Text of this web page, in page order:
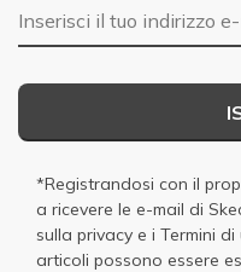
E-mail
*Registrandosi con il
a ricevere le e-mail di
sulla privacy e i Termini
articoli possono essere